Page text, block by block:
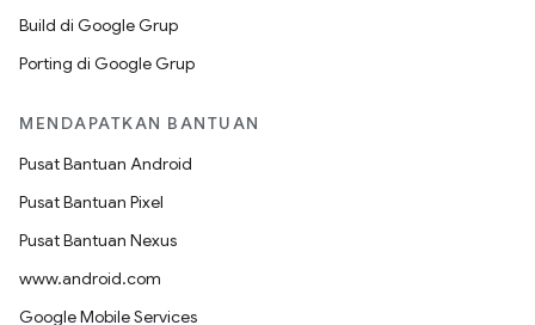
Build di Google Grup
Porting di Google Grup
MENDAPATKAN BANTUAN
Pusat Bantuan Android
Pusat Bantuan Pixel
Pusat Bantuan Nexus
www.android.com
Google Mobile Services